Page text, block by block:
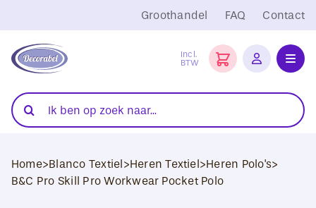
naar
inhoud
Groothandel FAQ Contact
Incl.
BTW
Folies
Transferpersen
Zoeken
naar:
Home>Blanco Textiel>Heren Textiel>Heren Polo's>
B&C Pro Skill Pro Workwear Pocket Polo